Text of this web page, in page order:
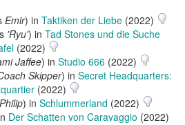
Emir) in Taktiken der Liebe (2022)
'Ryu') in Tad Stones und die Suche
(2022)
Jaffee) in Studio 666 (2022)
Skipper) in Secret Headquarters:
(2022)
Philip) in Schlummerland (2022)
Der Schatten von Caravaggio (2022)